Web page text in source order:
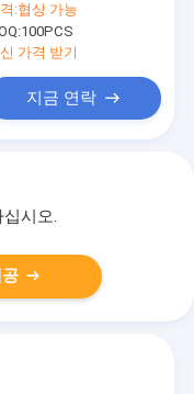
:협상 가능
100PCS
가격 받기
지금 연락
시오.